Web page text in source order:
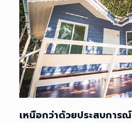
เหนือกว่าด้วยประสบการณ์
เหนือกว่าด้วยประสบการณ์